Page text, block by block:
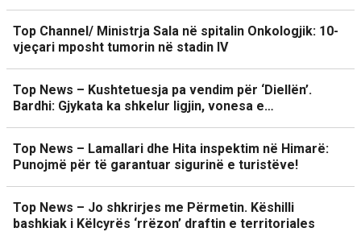
Top Channel/ Ministrja Sala në spitalin Onkologjik: 10-
vjeçari mposht tumorin në stadin IV
Top News – Kushtetuesja pa vendim për ‘Diellën’.
Bardhi: Gjykata ka shkelur ligjin, vonesa e…
Top News – Lamallari dhe Hita inspektim në Himarë:
Punojmë për të garantuar sigurinë e turistëve!
Top News – Jo shkrirjes me Përmetin. Këshilli
bashkiak i Këlcyrës ‘rrëzon’ draftin e territoriales